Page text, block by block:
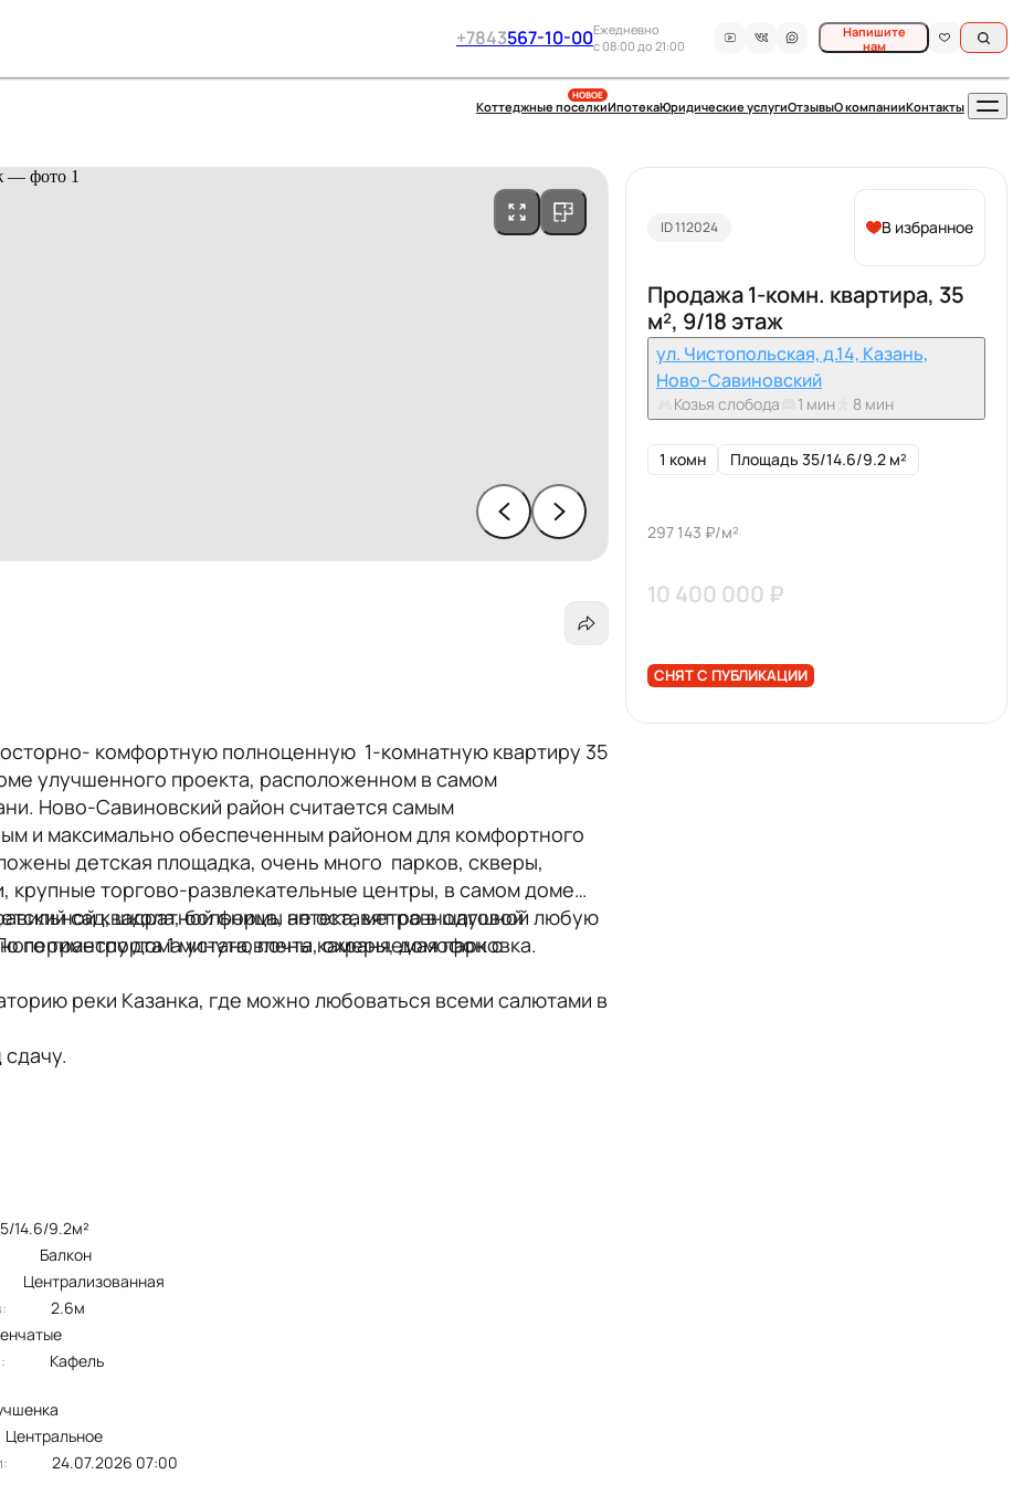
+7843567-10-00Ежедневно
c 08:00 до 21:00
Напишите
нам
НОВОЕ
Коттеджные поселкиИпотекаЮридические услугиОтзывыО компанииКонтакты
ID 112024 В избранное
Продажа 1-комн. квартира, 35
м², 9/18 этаж
ул. Чистопольская, д.14, Казань,
Ново-Савиновский
Козья слобода 1 мин 8 мин
1 комн Площадь 35/14.6/9.2 м²
297 143 ₽/м²
10 400 000 ₽
СНЯТ С ПУБЛИКАЦИИ
комфортную полноценную 1-комнатную квартиру 35
улучшенного проекта, расположенном в самом
Ново-Савиновский район считается самым
и максимально обеспеченным районом для комфортного
детская площадка, очень много парков, скверы,
крупные торгово-развлекательные центры, в самом доме
сад, школа, больница, аптека, метро в шаговой
транспорта 1 минута, почта, охраняемая парковка.
квадратной формы не оставят равнодушной любую
периметру дома установлены камеры, домофон с
реки Казанка, где можно любоваться всеми салютами в
ремонт (делали для себя). Окна- пластиковые
остеклен и обшит. Из мебели остается кухонный гарнитур,
35/14.6/9.2м²
балкон
централизованная
2.6м
кафель
центральное
24.07.2026 07:00